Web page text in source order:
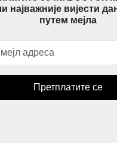
најважније вијести
путем мејла
Претплатите се